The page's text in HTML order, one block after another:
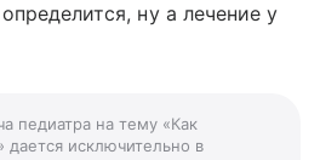
ну а лечение у
педиатра на тему «Как
дается исключительно в